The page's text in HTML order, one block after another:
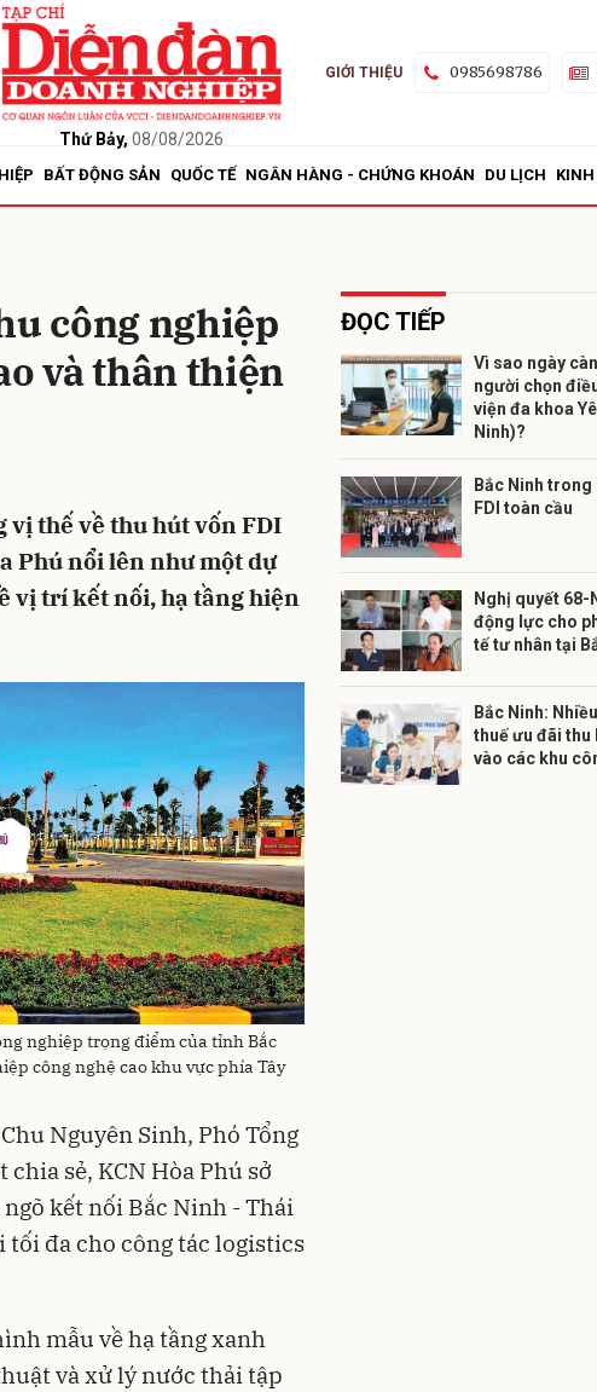
Thứ Bảy, 08/08/2026
GIỚI THIỆU 0985698786
BẤT ĐỘNG SẢN QUỐC TẾ NGÂN HÀNG - CHỨNG KHOÁN DU LỊCH
công nghiệp
và thân thiện
thế về thu hút vốn FDI
Phú nổi lên như một dự
vị trí kết nối, hạ tầng hiện
nghiệp trọng điểm của tỉnh Bắc
công nghệ cao khu vực phía Tây
Nguyên Sinh, Phó Tổng
sẻ, KCN Hòa Phú sở
kết nối Bắc Ninh - Thái
đa cho công tác logistics
mẫu về hạ tầng xanh
và xử lý nước thải tập
ĐỌC TIẾP
Vì sao ngày
người chọn
viện đa khoa
Ninh)?
Bắc Ninh trong
FDI toàn cầu
Nghị quyết 68-
động lực cho
tế tư nhân tại
Bắc Ninh:
thuế ưu đãi thu
vào các khu
Gửi